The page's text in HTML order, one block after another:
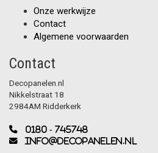
Onze werkwijze
Contact
Algemene voorwaarden
Contact
Decopanelen.nl
Nikkelstraat 18
2984AM Ridderkerk
0180 - 745748
info@decopanelen.nl